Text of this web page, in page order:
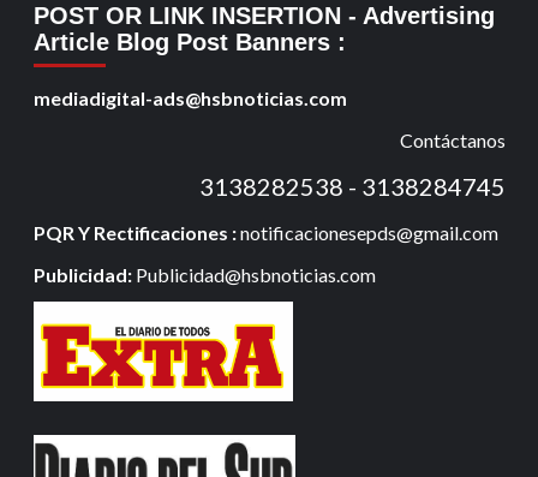
POST OR LINK INSERTION - Advertising
Article Blog Post Banners :
mediadigital-ads@hsbnoticias.com
Contáctanos
3138282538 - 3138284745
PQR Y Rectificaciones :notificacionesepds@gmail.com
Publicidad: Publicidad@hsbnoticias.com